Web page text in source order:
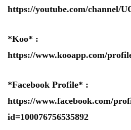
https://youtube.com/channel/
*Koo* :
https://www.kooapp.com/
*Facebook Profile* :
https://www.facebook.com/
id=100076756535892